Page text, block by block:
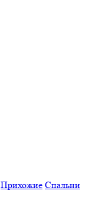
Прихожие Спальни